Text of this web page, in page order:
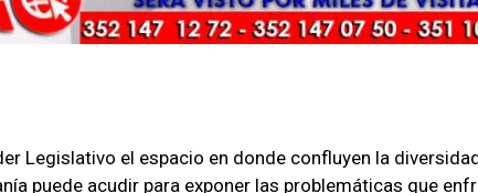
Legislativo el espacio en donde confluyen la
puede acudir para exponer las problemáticas que